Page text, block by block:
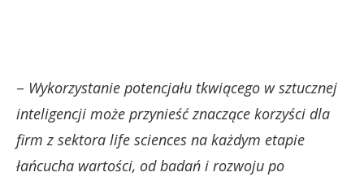
– Wykorzystanie potencjału tkwiącego w sztucznej
inteligencji może przynieść znaczące korzyści dla
firm z sektora life sciences na każdym etapie
łańcucha wartości, od badań i rozwoju po